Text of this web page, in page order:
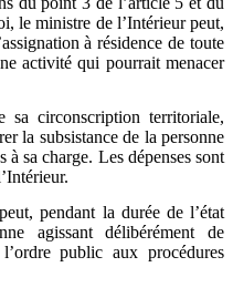
le ministre de l’Intérieur peut,
à résidence de toute
activité qui pourrait menacer
sa circonscription territoriale,
la subsistance de la personne
à sa charge. Les dépenses sont
pendant la durée de l’état
agissant délibérément de
public aux procédures